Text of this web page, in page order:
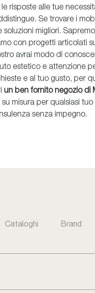
risposte alle tue
Se trovare i
migliori.
con progetti articolati
avrai modo di
estetico e attenzione
e al tuo gusto, per
un ben fornito negozio di
misura per qualsiasi tuo
senza impegno.
Cataloghi Brand